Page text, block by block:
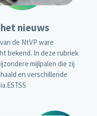
nieuws
de NtVP ware
bekend. In deze rubriek
mijlpalen die zij
en verschillende
ESTSS